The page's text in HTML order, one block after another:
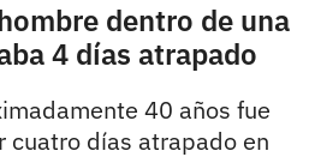
dentro de una
4 días atrapado
40 años fue
cuatro días atrapado en